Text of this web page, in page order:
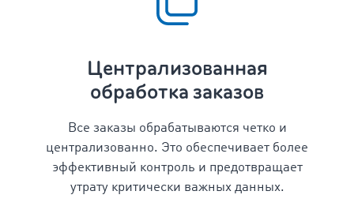
Централизованная
обработка заказов
Все заказы обрабатываются четко и
централизованно. Это обеспечивает более
эффективный контроль и предотвращает
утрату критически важных данных.